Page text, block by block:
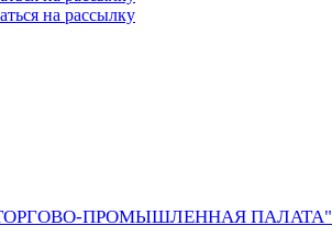
на рассылку
ПРОМЫШЛЕННАЯ ПАЛАТА"